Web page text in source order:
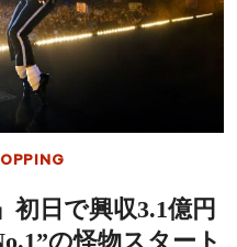
初日で興収3.1億円
の怪物スタート